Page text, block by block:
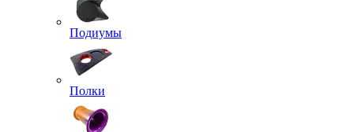
Подиумы
Полки